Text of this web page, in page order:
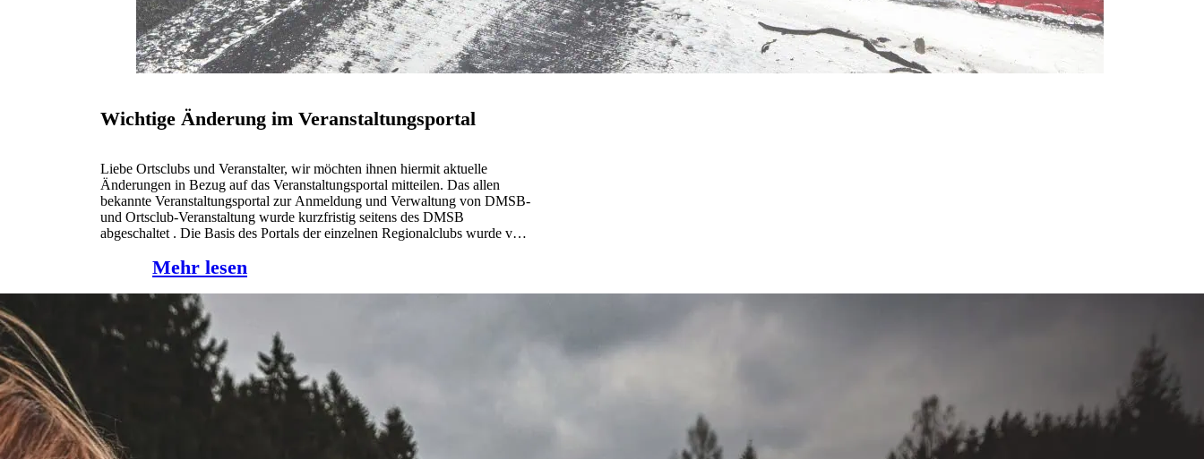
Wichtige Änderung im Veranstaltungsportal
Liebe Ortsclubs und Veranstalter, wir möchten ihnen hiermit aktuelle
Änderungen in Bezug auf das Veranstaltungsportal mitteilen. Das allen
bekannte Veranstaltungsportal zur Anmeldung und Verwaltung von DMSB-
und Ortsclub-Veranstaltung wurde kurzfristig seitens des DMSB
abgeschaltet . Die Basis des Portals der einzelnen Regionalclubs wurde vom
Mehr lesen